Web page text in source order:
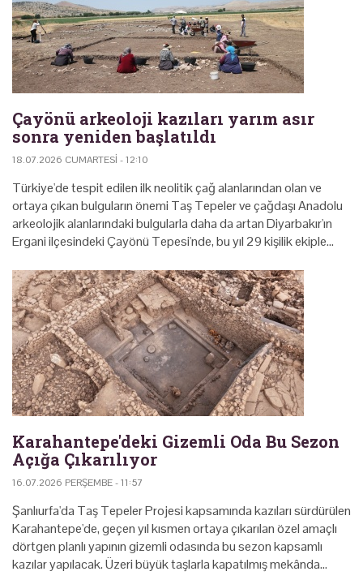
Çayönü arkeoloji kazıları yarım asır
sonra yeniden başlatıldı
18.07.2026 CUMARTESI - 12:10
Türkiye'de tespit edilen ilk neolitik çağ alanlarından olan ve
ortaya çıkan bulguların önemi Taş Tepeler ve çağdaşı Anadolu
arkeolojik alanlarındaki bulgularla daha da artan Diyarbakır'ın
Ergani ilçesindeki Çayönü Tepesi'nde, bu yıl 29 kişilik ekiple…
Karahantepe'deki Gizemli Oda Bu Sezon
Açığa Çıkarılıyor
16.07.2026 PERŞEMBE - 11:57
Şanlıurfa'da Taş Tepeler Projesi kapsamında kazıları sürdürülen
Karahantepe'de, geçen yıl kısmen ortaya çıkarılan özel amaçlı
dörtgen planlı yapının gizemli odasında bu sezon kapsamlı
kazılar yapılacak. Üzeri büyük taşlarla kapatılmış mekânda…